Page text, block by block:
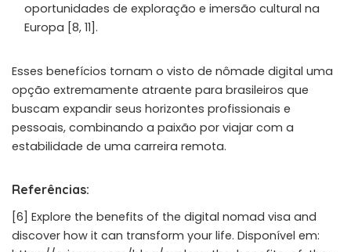
oportunidades de exploração e imersão cultural na
Europa [8, 11].
Esses benefícios tornam o visto de nômade digital uma
opção extremamente atraente para brasileiros que
buscam expandir seus horizontes profissionais e
pessoais, combinando a paixão por viajar com a
estabilidade de uma carreira remota.
Referências:
[6] Explore the benefits of the digital nomad visa and
discover how it can transform your life. Disponível em: